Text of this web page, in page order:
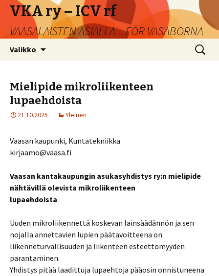
VKA ry – ICV rf
VAASALAISTEN ASIALLA – FÖR VASABORNA
Valikko Haku:
Mielipide mikroliikenteen
lupaehdoista
21.10.2025 Yleinen
Vaasan kaupunki, Kuntatekniikka
kirjaamo@vaasa.fi
Vaasan kantakaupungin asukasyhdistys ry:n mielipide
nähtävillä olevista mikroliikenteen
lupaehdoista
Uuden mikroliikennettä koskevan lainsäädännön ja sen
nojalla annettavien lupien päätavoitteena on
liikenneturvallisuuden ja liikenteen esteettömyyden
parantaminen.
Yhdistys pitää laadittuja lupaehtoja pääosin onnistuneena